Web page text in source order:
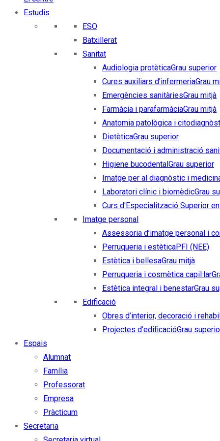
Estudis
ESO
Batxillerat
Sanitat
Audiologia protèticaGrau superior
Cures auxiliars d’infermeriaGrau
Emergències sanitàriesGrau mitjà
Farmàcia i parafarmàciaGrau mitjà
Anatomia patològica i
DietèticaGrau superior
Documentació i administració
Higiene bucodentalGrau superior
Imatge per al diagnòstic i
Laboratori clínic i biomèdicGrau
Curs d'Especialització Superior
Imatge personal
Assessoria d’imatge personal i
Perruqueria i estèticaPFI (NEE)
Estètica i bellesaGrau mitjà
Perruqueria i cosmètica capil·lar
Estètica integral i benestarGrau
Edificació
Obres d’interior, decoració i
Projectes d’edificacióGrau
Espais
Alumnat
Família
Professorat
Empresa
Pràcticum
Secretaria